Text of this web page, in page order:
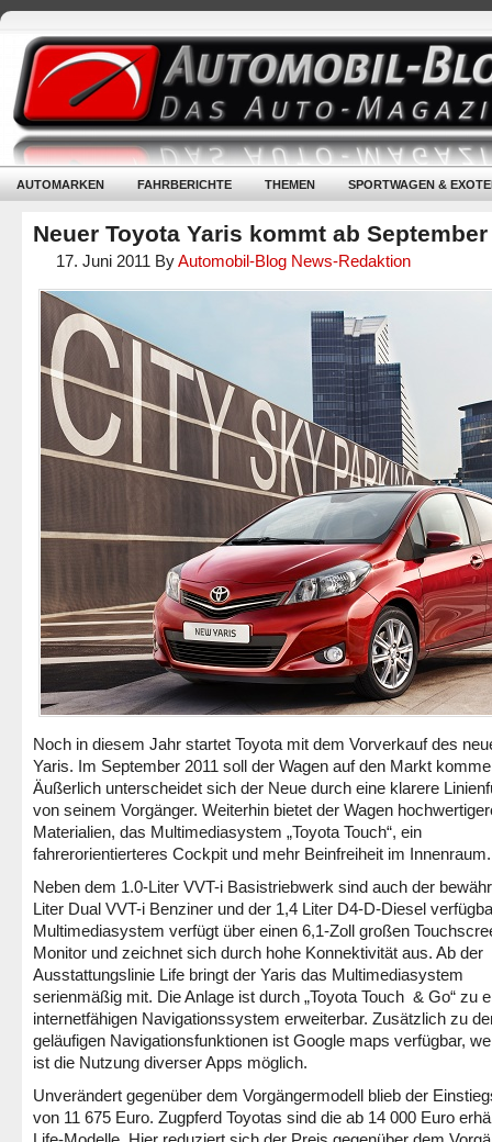
AUTOMARKEN FAHRBERICHTE THEMEN SPORTWAGEN &
Neuer Toyota Yaris kommt ab September
17. Juni 2011 ByAutomobil-Blog News-Redaktion
Noch in diesem Jahr startet Toyota mit dem Vorverkauf des
Yaris. Im September 2011 soll der Wagen auf den Markt
Äußerlich unterscheidet sich der Neue durch eine klarere
von seinem Vorgänger. Weiterhin bietet der Wagen
Materialien, das Multimediasystem „Toyota Touch“, ein
fahrerorientierteres Cockpit und mehr Beinfreiheit im Innenraum.
Neben dem 1.0-Liter VVT-i Basistriebwerk sind auch der
Liter Dual VVT-i Benziner und der 1,4 Liter D4-D-Diesel
Multimediasystem verfügt über einen 6,1-Zoll großen
Monitor und zeichnet sich durch hohe Konnektivität aus. Ab der
Ausstattungslinie Life bringt der Yaris das Multimediasystem
serienmäßig mit. Die Anlage ist durch „Toyota Touch & Go“ zu
internetfähigen Navigationssystem erweiterbar. Zusätzlich zu
geläufigen Navigationsfunktionen ist Google maps verfügbar,
ist die Nutzung diverser Apps möglich.
Unverändert gegenüber dem Vorgängermodell blieb der
von 11 675 Euro. Zugpferd Toyotas sind die ab 14 000 Euro